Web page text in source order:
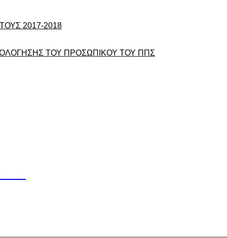
2017-2018
ΤΟΥ ΠΡΟΣΩΠΙΚΟΥ ΤΟΥ ΠΠΣ